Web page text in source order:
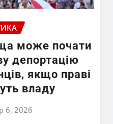
може почати
депортацію
якщо праві
владу
6, 2026